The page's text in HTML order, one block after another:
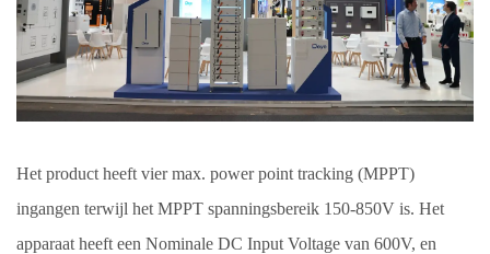
Het product heeft vier max. power point tracking (MPPT)
ingangen terwijl het MPPT spanningsbereik 150-850V is. Het
apparaat heeft een Nominale DC Input Voltage van 600V, en